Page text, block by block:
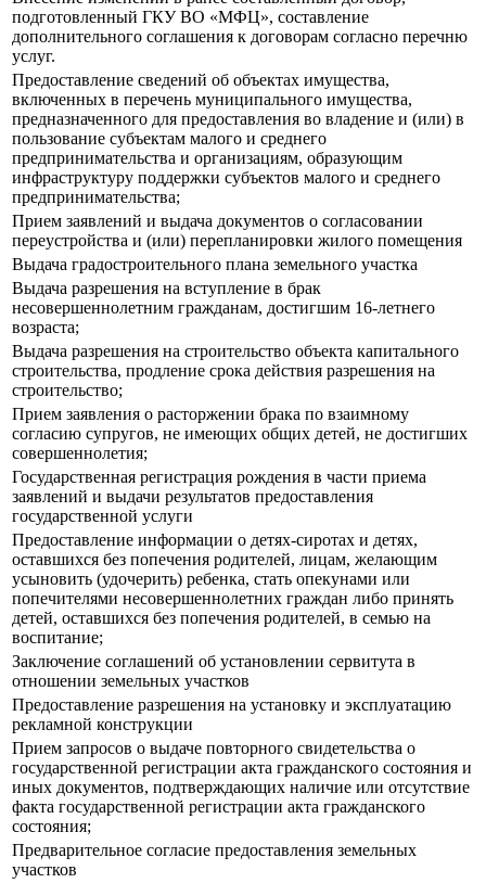
подготовленный ГКУ ВО «МФЦ», составление
дополнительного соглашения к договорам согласно перечню
услуг.
Предоставление сведений об объектах имущества,
включенных в перечень муниципального имущества,
предназначенного для предоставления во владение и (или) в
пользование субъектам малого и среднего
предпринимательства и организациям, образующим
инфраструктуру поддержки субъектов малого и среднего
предпринимательства;
Прием заявлений и выдача документов о согласовании
переустройства и (или) перепланировки жилого помещения
Выдача градостроительного плана земельного участка
Выдача разрешения на вступление в брак
несовершеннолетним гражданам, достигшим 16-летнего
возраста;
Выдача разрешения на строительство объекта капитального
строительства, продление срока действия разрешения на
строительство;
Прием заявления о расторжении брака по взаимному
согласию супругов, не имеющих общих детей, не достигших
совершеннолетия;
Государственная регистрация рождения в части приема
заявлений и выдачи результатов предоставления
государственной услуги
Предоставление информации о детях-сиротах и детях,
оставшихся без попечения родителей, лицам, желающим
усыновить (удочерить) ребенка, стать опекунами или
попечителями несовершеннолетних граждан либо принять
детей, оставшихся без попечения родителей, в семью на
воспитание;
Заключение соглашений об установлении сервитута в
отношении земельных участков
Предоставление разрешения на установку и эксплуатацию
рекламной конструкции
Прием запросов о выдаче повторного свидетельства о
государственной регистрации акта гражданского состояния и
иных документов, подтверждающих наличие или отсутствие
факта государственной регистрации акта гражданского
состояния;
Предварительное согласие предоставления земельных
участков